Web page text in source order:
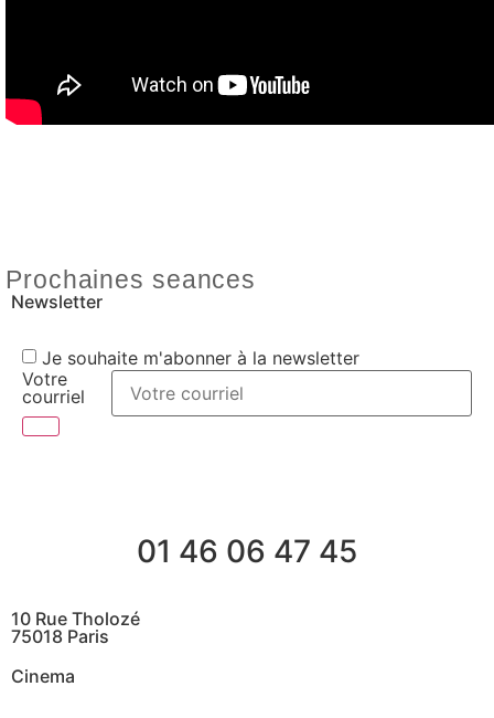
Prochaines seances
Newsletter
Je souhaite m'abonner à la newsletter
Votre
courriel
01 46 06 47 45
10 Rue Tholozé
75018 Paris
Cinema